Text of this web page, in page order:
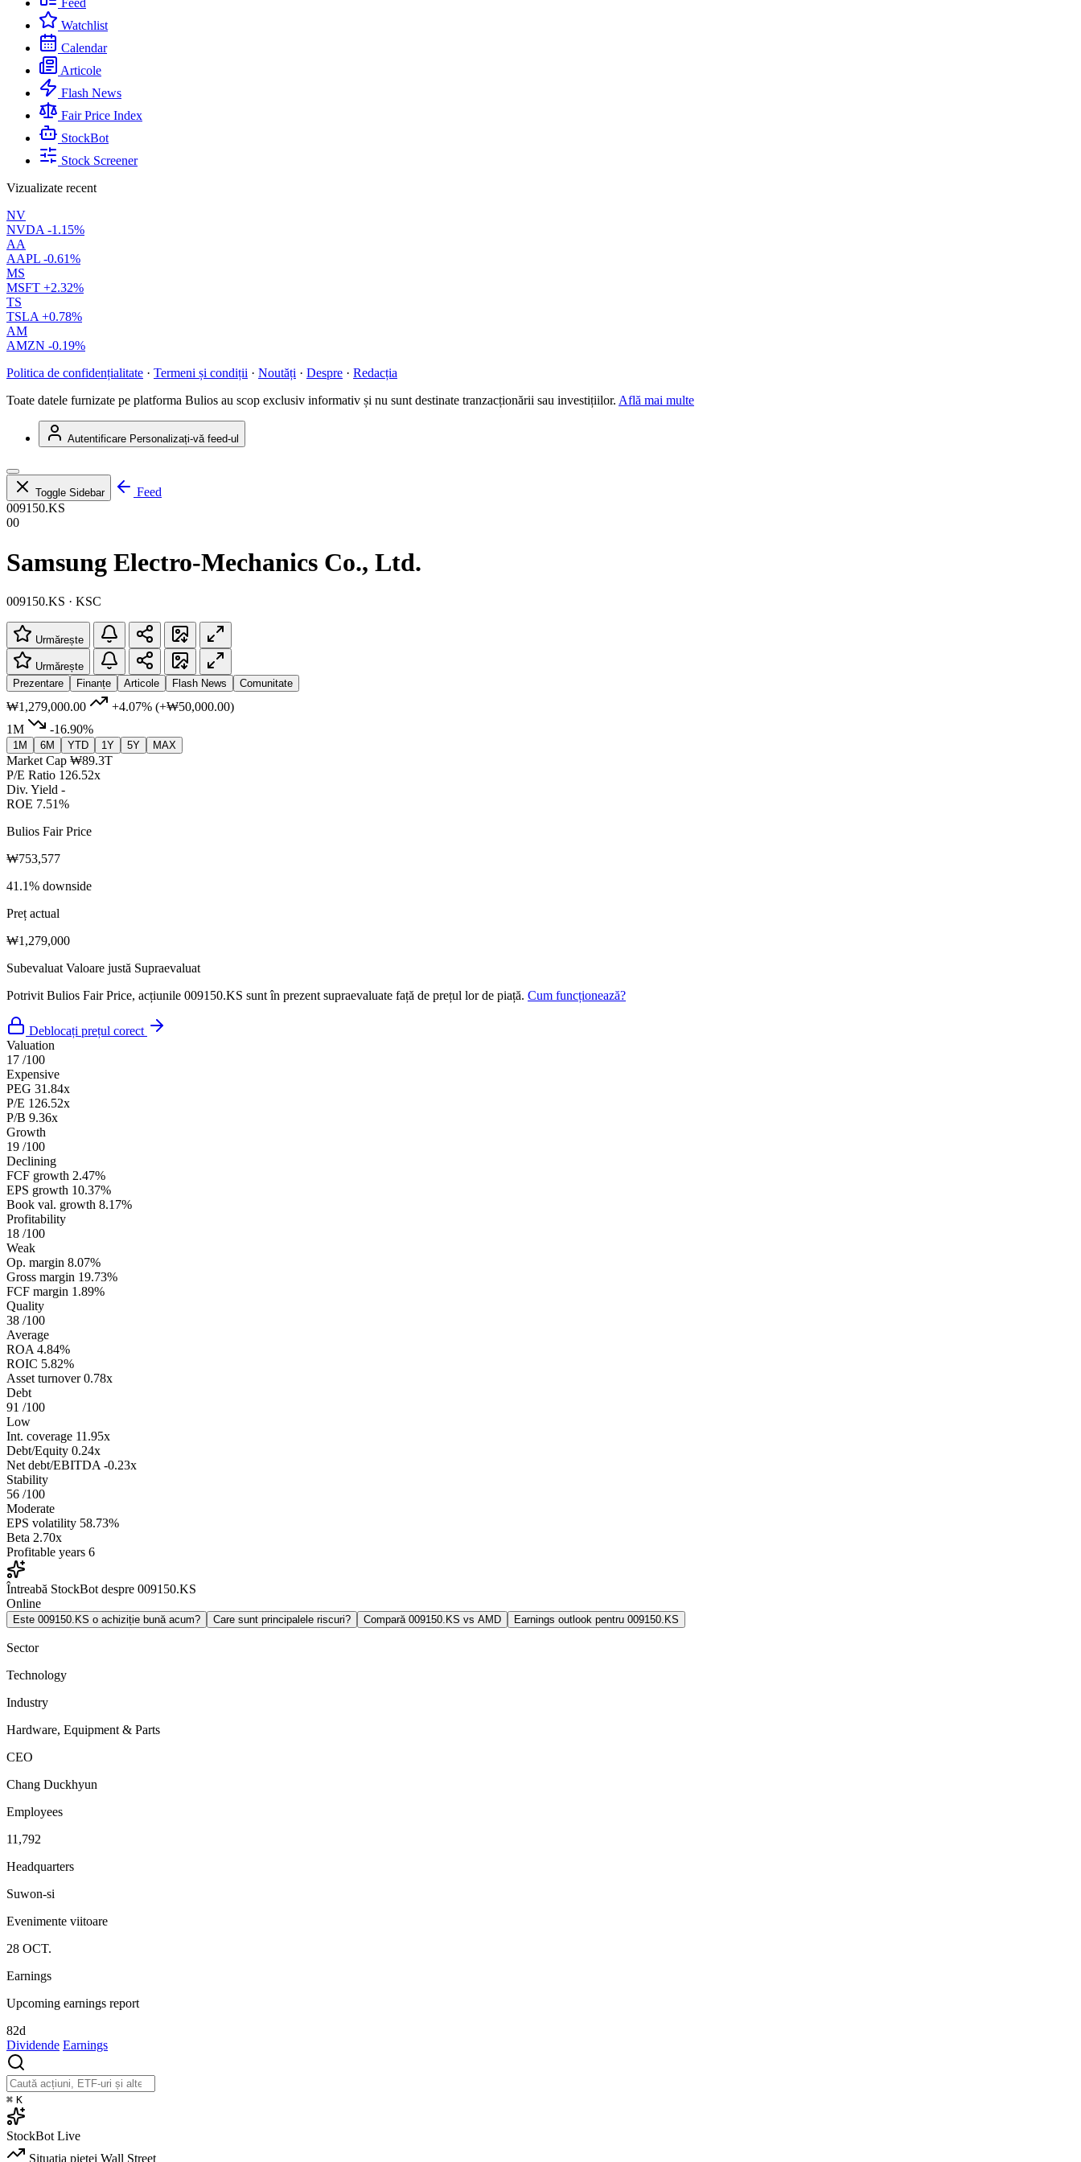
Feed
Watchlist
Calendar
Articole
Flash News
Fair Price Index
StockBot
Stock Screener
Vizualizate recent
NV
NVDA -1.15%
AA
AAPL -0.61%
MS
MSFT +2.32%
TS
TSLA +0.78%
AM
AMZN -0.19%
Politica de confidențialitate · Termeni și condiții · Noutăți · Despre · Redacția
Toate datele furnizate pe platforma Bulios au scop exclusiv informativ și nu sunt destinate tranzacționării sau investițiilor. Află mai multe
Autentificare Personalizați-vă feed-ul
Toggle Sidebar
Feed
009150.KS
00
Samsung Electro-Mechanics Co., Ltd.
009150.KS · KSC
Urmărește
Urmărește
Prezentare
Finanțe Articole Flash News Comunitate
₩1,279,000.00 +4.07% (+₩50,000.00)
1M
-16.90%
1M 6M YTD 1Y 5Y MAX
Market Cap ₩89.3T
P/E Ratio 126.52x
Div. Yield -
ROE 7.51%
Bulios Fair Price
₩753,577
41.1% downside
Preț actual
₩1,279,000
Subevaluat Valoare justă Supraevaluat
Potrivit Bulios Fair Price, acțiunile 009150.KS sunt în prezent supraevaluate față de prețul lor de piață. Cum funcționează?
Deblocați prețul corect
Valuation
17 /100
Expensive
PEG 31.84x
P/E 126.52x
P/B 9.36x
Growth
19 /100
Declining
FCF growth 2.47%
EPS growth 10.37%
Book val. growth 8.17%
Profitability
18 /100
Weak
Op. margin 8.07%
Gross margin 19.73%
FCF margin 1.89%
Quality
38 /100
Average
ROA 4.84%
ROIC 5.82%
Asset turnover 0.78x
Debt
91 /100
Low
Int. coverage 11.95x
Debt/Equity 0.24x
Net debt/EBITDA -0.23x
Stability
56 /100
Moderate
EPS volatility 58.73%
Beta 2.70x
Profitable years 6
Întreabă StockBot despre 009150.KS
Online
Este 009150.KS o achiziție bună acum? Care sunt principalele riscuri? Compară 009150.KS vs AMD Earnings outlook pentru 009150.KS
Sector
Technology
Industry
Hardware, Equipment & Parts
CEO
Chang Duckhyun
Employees
11,792
Headquarters
Suwon-si
Evenimente viitoare
28 OCT.
Earnings
Upcoming earnings report
82d
Dividende Earnings
⌘ K
StockBot Live
Situația pieței Wall Street